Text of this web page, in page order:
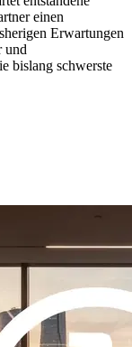
einen
Erwartungen
und
bislang schwerste